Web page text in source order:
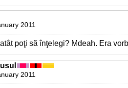
2011
poţi să înţelegi? Mdeah. Era
2011